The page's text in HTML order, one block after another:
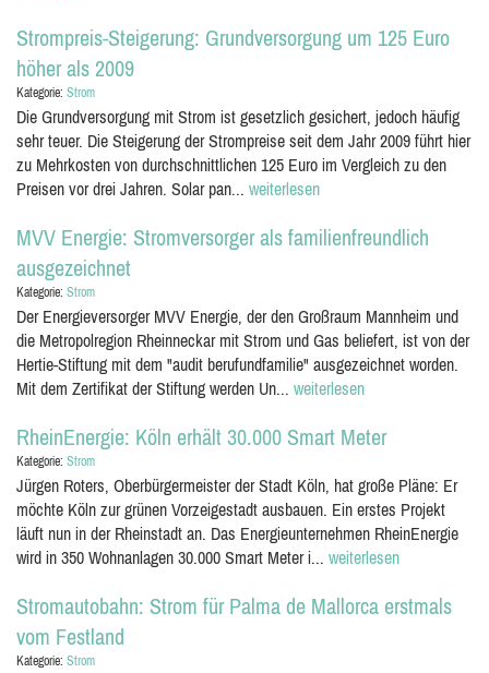
Strompreis-Steigerung: Grundversorgung um 125 Euro
höher als 2009
Kategorie: Strom
Die Grundversorgung mit Strom ist gesetzlich gesichert, jedoch häufig
sehr teuer. Die Steigerung der Strompreise seit dem Jahr 2009 führt hier
zu Mehrkosten von durchschnittlichen 125 Euro im Vergleich zu den
Preisen vor drei Jahren. Solar pan... weiterlesen
MVV Energie: Stromversorger als familienfreundlich
ausgezeichnet
Kategorie: Strom
Der Energieversorger MVV Energie, der den Großraum Mannheim und
die Metropolregion Rheinneckar mit Strom und Gas beliefert, ist von der
Hertie-Stiftung mit dem "audit berufundfamilie" ausgezeichnet worden.
Mit dem Zertifikat der Stiftung werden Un... weiterlesen
RheinEnergie: Köln erhält 30.000 Smart Meter
Kategorie: Strom
Jürgen Roters, Oberbürgermeister der Stadt Köln, hat große Pläne: Er
möchte Köln zur grünen Vorzeigestadt ausbauen. Ein erstes Projekt
läuft nun in der Rheinstadt an. Das Energieunternehmen RheinEnergie
wird in 350 Wohnanlagen 30.000 Smart Meter i... weiterlesen
Stromautobahn: Strom für Palma de Mallorca erstmals
vom Festland
Kategorie: Strom